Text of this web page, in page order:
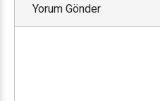
Yorum Gönder